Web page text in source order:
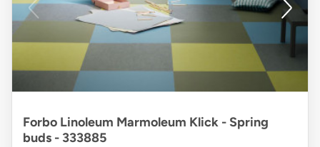
Forbo Linoleum Marmoleum Klick - Spring
buds - 333885